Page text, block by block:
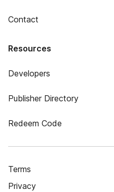
Contact
Resources
Developers
Publisher Directory
Redeem Code
Terms
Privacy